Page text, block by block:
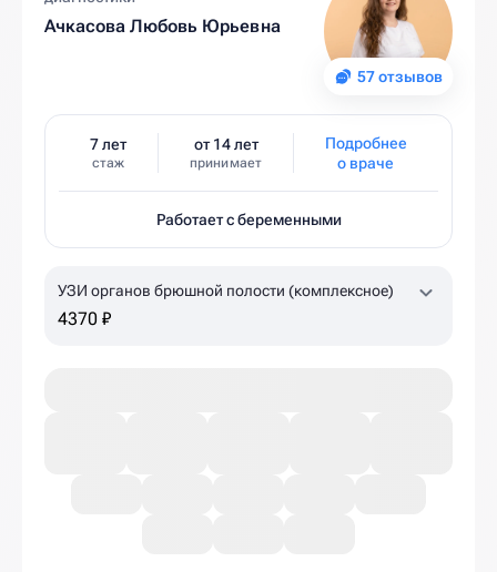
57 отзывов
Ачкасова Любовь Юрьевна
7 лет
стаж
от 14 лет
принимает
Подробнее
о враче
Работает с беременными
УЗИ органов брюшной полости (комплексное)
4370 ₽